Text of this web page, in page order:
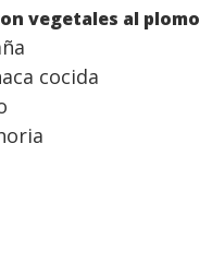
Link
vegetales al plomo
cocida